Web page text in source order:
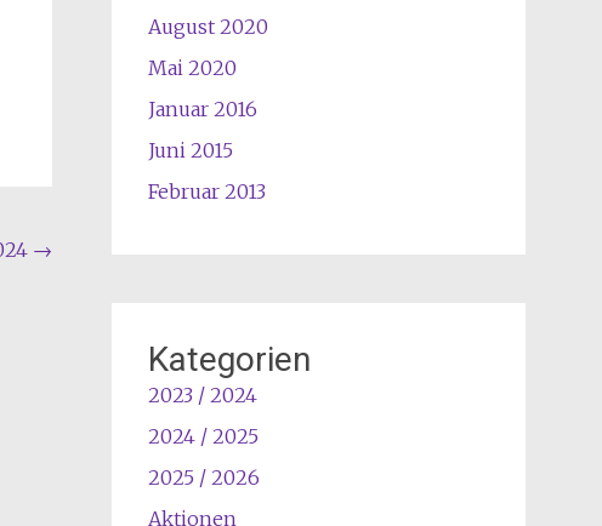
→
August 2020
Mai 2020
Januar 2016
Juni 2015
Februar 2013
Kategorien
2023 / 2024
2024 / 2025
2025 / 2026
Aktionen